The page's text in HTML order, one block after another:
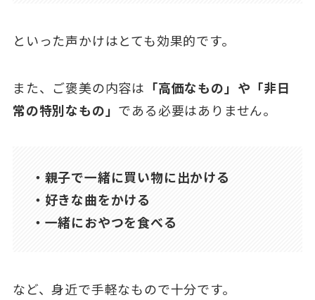
といった声かけはとても効果的です。
また、ご褒美の内容は 「高価なもの」や「非日
常の特別なもの」 である必要はありません。
・親子で一緒に買い物に出かける
・好きな曲をかける
・一緒におやつを食べる
など、身近で手軽なもので十分です。